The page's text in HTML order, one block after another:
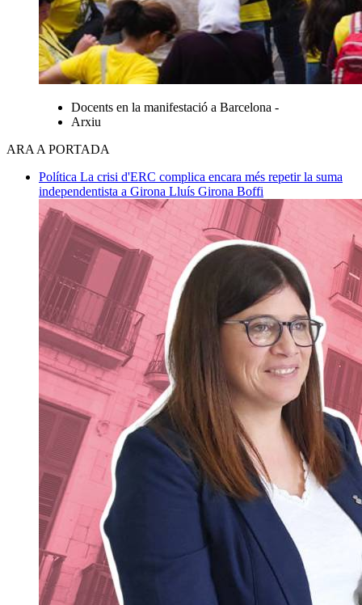
Docents en la manifestació a Barcelona -
Arxiu
ARA A PORTADA
Política La crisi d'ERC complica encara més repetir la suma
independentista a Girona Lluís Girona Boffi